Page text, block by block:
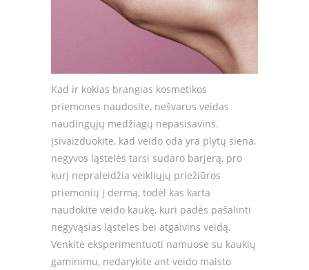
Kad ir kokias brangias kosmetikos
priemones naudosite, nešvarus veidas
naudingųjų medžiagų nepasisavins.
Įsivaizduokite, kad veido oda yra plytų siena,
negyvos ląstelės tarsi sudaro barjerą, pro
kurį nepraleidžia veikliųjų priežiūros
priemonių į dermą, todėl kas karta
naudokite veido kaukę, kuri padės pašalinti
negyvąsias ląsteles bei atgaivins veidą.
Venkite eksperimentuoti namuose su kaukių
gaminimu, nedarykite ant veido maisto